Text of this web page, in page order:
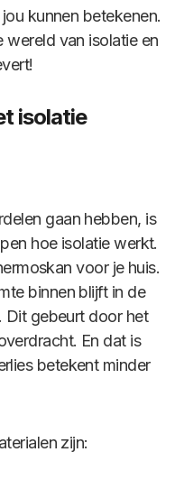
kunnen betekenen.
wereld van isolatie en
isolatie
gaan hebben, is
hoe isolatie werkt.
voor je huis.
binnen blijft in de
Dit gebeurt door het
En dat is
betekent minder
zijn: